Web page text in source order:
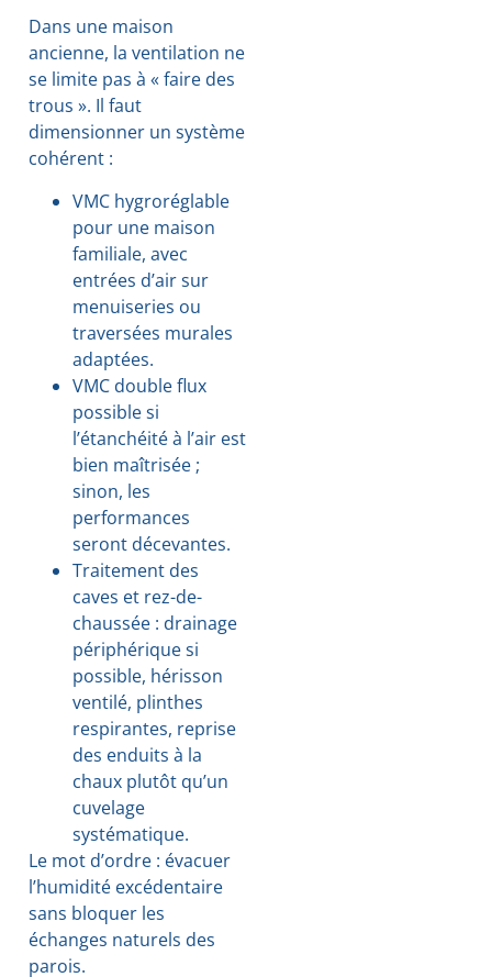
Dans une maison
ancienne, la ventilation ne
se limite pas à « faire des
trous ». Il faut
dimensionner un système
cohérent :
VMC hygroréglable
pour une maison
familiale, avec
entrées d’air sur
menuiseries ou
traversées murales
adaptées.
VMC double flux
possible si
l’étanchéité à l’air est
bien maîtrisée ;
sinon, les
performances
seront décevantes.
Traitement des
caves et rez-de-
chaussée : drainage
périphérique si
possible, hérisson
ventilé, plinthes
respirantes, reprise
des enduits à la
chaux plutôt qu’un
cuvelage
systématique.
Le mot d’ordre : évacuer
l’humidité excédentaire
sans bloquer les
échanges naturels des
parois.